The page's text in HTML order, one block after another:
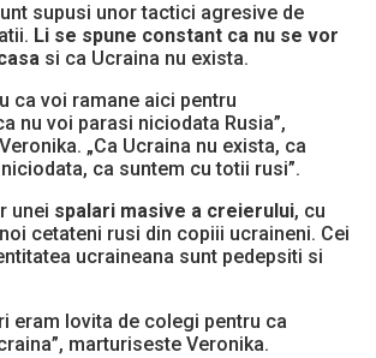
supusi unor tactici agresive de
Li se spune constant ca nu se vor
si ca Ucraina nu exista.
ca voi ramane aici pentru
nu voi parasi niciodata Rusia”,
„Ca Ucraina nu exista, ca
ca suntem cu totii rusi”.
unei spalari masive a creierului, cu
cetateni rusi din copiii ucraineni. Cei
ucraineana sunt pedepsiti si
eram lovita de colegi pentru ca
marturiseste Veronika.